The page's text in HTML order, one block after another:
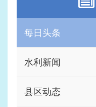
每日头条
水利新闻
县区动态